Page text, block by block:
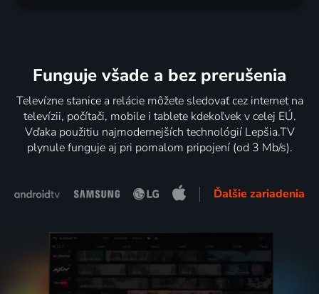
Funguje všade a bez prerušenia
Televízne stanice a relácie môžete sledovať cez internet na
televízii, počítači, mobile i tablete kdekoľvek v celej EÚ.
Vďaka použitiu najmodernejších technológií Lepšia.TV
plynule funguje aj pri pomalom pripojení (od 3 Mb/s).
Ďalšie zariadenia